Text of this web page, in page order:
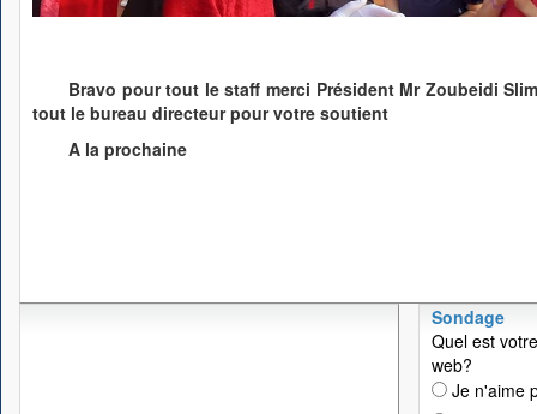
Bravo pour tout le staff merci Président Mr Zoubeidi
tout le bureau directeur pour votre soutient
A la prochaine
Sondage
Quel est
web?
Je n'aime